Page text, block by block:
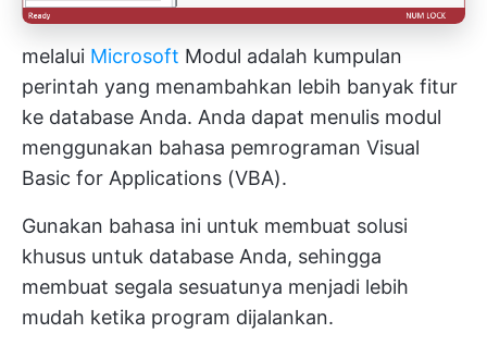
melalui Microsoft Modul adalah kumpulan
perintah yang menambahkan lebih banyak fitur
ke database Anda. Anda dapat menulis modul
menggunakan bahasa pemrograman Visual
Basic for Applications (VBA).
Gunakan bahasa ini untuk membuat solusi
khusus untuk database Anda, sehingga
membuat segala sesuatunya menjadi lebih
mudah ketika program dijalankan.